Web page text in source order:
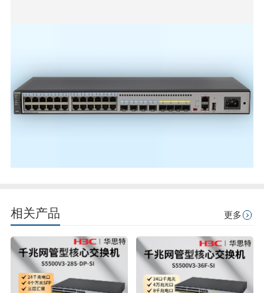
相关产品 更多